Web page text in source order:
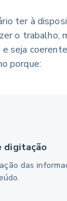
ter à
o trabalho,
seja
porque:
digitação
das